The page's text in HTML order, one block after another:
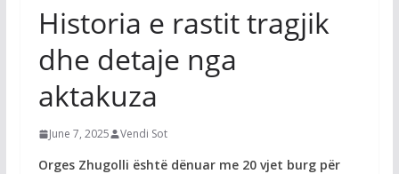
Historia e rastit tragjik
dhe detaje nga
aktakuza
June 7, 2025 Vendi Sot
Orges Zhugolli është dënuar me 20 vjet burg për